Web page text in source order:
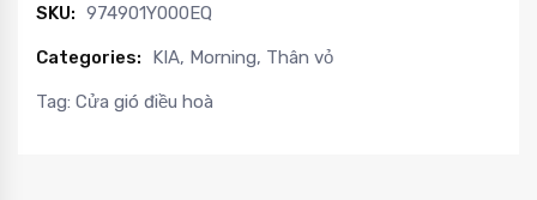
SKU: 974901Y000EQ
Categories: KIA, Morning, Thân vỏ
Tag: Cửa gió điều hoà